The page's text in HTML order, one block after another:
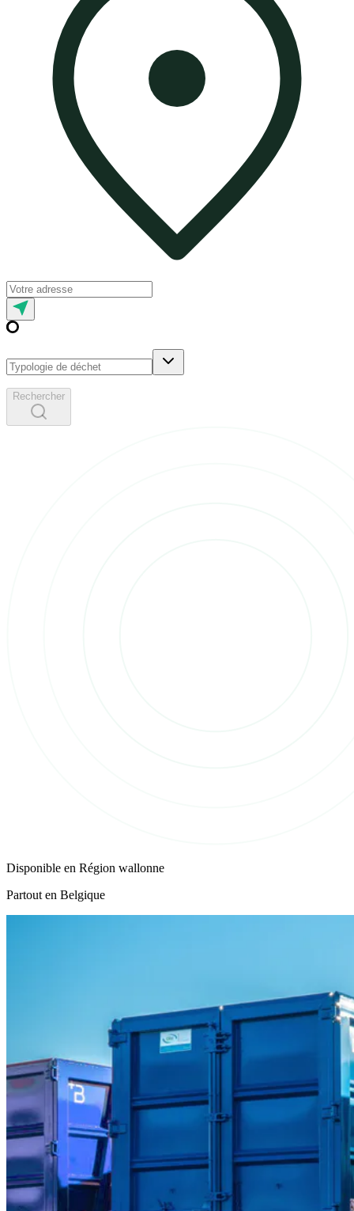
Rechercher
Disponible en Région wallonne
Partout en Belgique